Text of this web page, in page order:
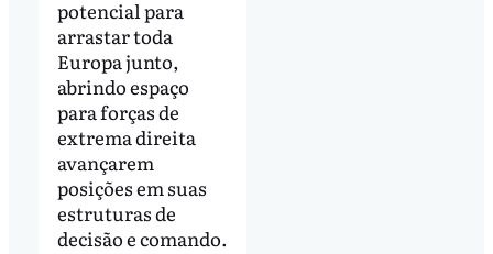
potencial para
arrastar toda
Europa junto,
abrindo espaço
para forças de
extrema direita
avançarem
posições em suas
estruturas de
decisão e comando.